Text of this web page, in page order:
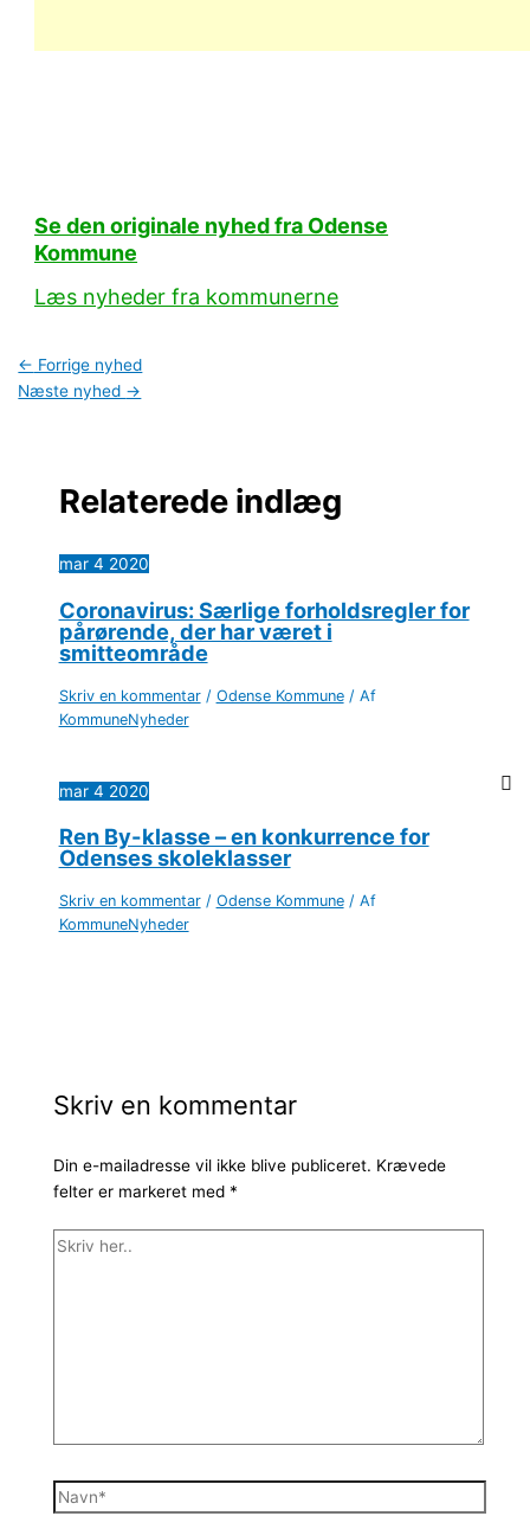
Se den originale nyhed fra Odense
Kommune
Læs nyheder fra kommunerne
← Forrige nyhed
Næste nyhed →
Relaterede indlæg
mar 4 2020
Coronavirus: Særlige forholdsregler for
pårørende, der har været i
smitteområde
Skriv en kommentar / Odense Kommune/ Af
KommuneNyheder
mar 4 2020
Ren By-klasse – en konkurrence for
Odenses skoleklasser
Skriv en kommentar / Odense Kommune/ Af
KommuneNyheder
Skriv en kommentar
Din e-mailadresse vil ikke blive publiceret. Krævede
felter er markeret med *
Skriv
Navn*